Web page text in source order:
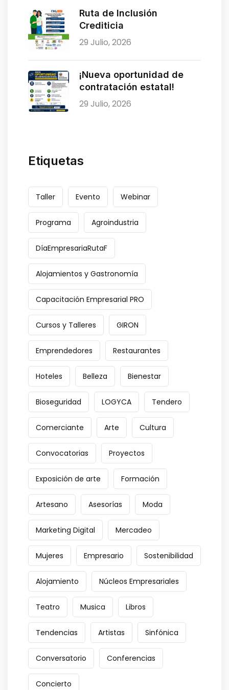
Ruta de Inclusión
Crediticia
29 Julio, 2026
¡Nueva oportunidad de
contratación estatal!
29 Julio, 2026
Etiquetas
Taller Evento Webinar
Programa Agroindustria
DíaEmpresariaRutaF
Alojamientos y Gastronomía
Capacitación Empresarial PRO
Cursos y Talleres GIRON
Emprendedores Restaurantes
Hoteles Belleza Bienestar
Bioseguridad LOGYCA Tendero
Comerciante Arte Cultura
Convocatorias Proyectos
Exposición de arte Formación
Artesano Asesorías Moda
Marketing Digital Mercadeo
Mujeres Empresario Sostenibilidad
Alojamiento Núcleos Empresariales
Teatro Musica Libros
Tendencias Artistas Sinfónica
Conversatorio Conferencias
Concierto